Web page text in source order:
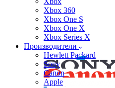
Xbox 360
Xbox One S
Xbox One X
Xbox Series X
Производители
Hewlett Packard
Sony
Canon
Apple